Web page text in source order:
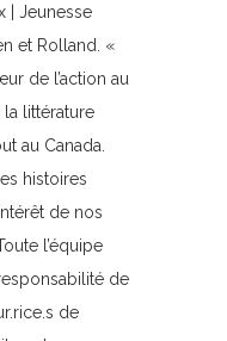
| Jeunesse
et Rolland. «
de l’action au
littérature
au Canada.
histoires
de nos
l’équipe
de
de